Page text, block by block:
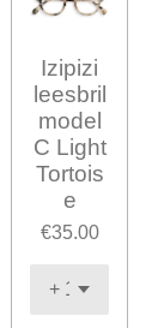
Izipizi
leesbril
model
C Light
Tortois
e
€35.00